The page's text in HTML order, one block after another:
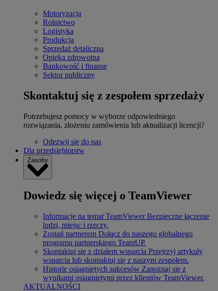
Motoryzacja
Rolnictwo
Logistyka
Produkcja
Sprzedaż detaliczna
Opieka zdrowotna
Bankowość i finanse
Sektor publiczny
Skontaktuj się z zespołem sprzedaży
Potrzebujesz pomocy w wyborze odpowiedniego
rozwiązania, złożeniu zamówienia lub aktualizacji licencji?
Odezwij się do nas
Dla przedsiębiorstw
Zasoby
Dowiedz się więcej o TeamViewer
Informacje na temat TeamViewer Bezpieczne łączenie
ludzi, miejsc i rzeczy.
Zostań partnerem Dołącz do naszego globalnego
programu partnerskiego TeamUP.
Skontaktuj się z działem wsparcia Przejrzyj artykuły
wsparcia lub skontaktuj się z naszym zespołem.
Historie osiągniętych sukcesów Zapoznaj się z
wynikami osiągniętymi przez klientów TeamViewer.
AKTUALNOŚCI